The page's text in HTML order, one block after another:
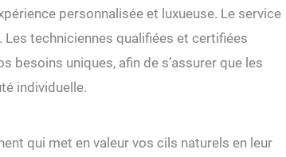
personnalisée et luxueuse. Le service
techniciennes qualifiées et certifiées
besoins uniques, afin de s’assurer que les
individuelle.
qui met en valeur vos cils naturels en leur